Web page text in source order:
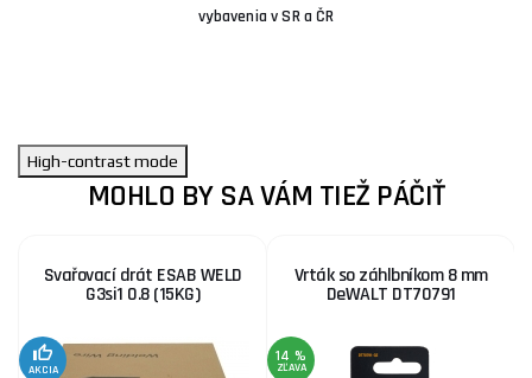
vybavenia v SR a ČR
High-contrast mode
MOHLO BY SA VÁM TIEŽ PÁČIŤ
Svařovací drát ESAB WELD
G3si1 0.8 (15KG)
AKCIA
Vrták so záhlbníkom 8 mm
DeWALT DT70791
14 %
ZĽAVA